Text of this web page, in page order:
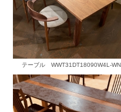
テーブル WWT31DT18090W4L-WN